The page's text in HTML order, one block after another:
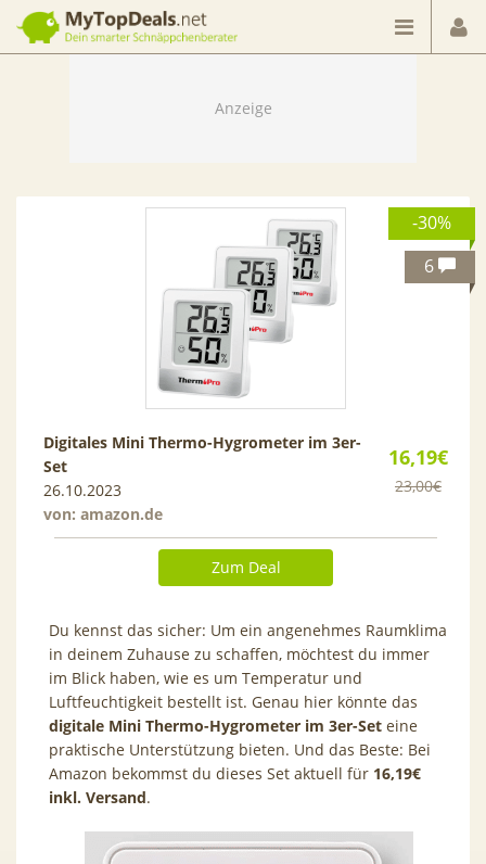
Dein smarter Schnäppchenberater
-30%
6
16,19€
23,00€
Digitales Mini Thermo-Hygrometer im 3er-
Set
26.10.2023
von: amazon.de
Zum Deal
Du kennst das sicher: Um ein angenehmes Raumklima
in deinem Zuhause zu schaffen, möchtest du immer
im Blick haben, wie es um Temperatur und
Luftfeuchtigkeit bestellt ist. Genau hier könnte das
digitale Mini Thermo-Hygrometer im 3er-Set eine
praktische Unterstützung bieten. Und das Beste: Bei
Amazon bekommst du dieses Set aktuell für 16,19€
inkl. Versand.